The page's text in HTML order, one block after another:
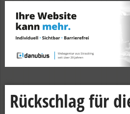
springen
Rückschlag für